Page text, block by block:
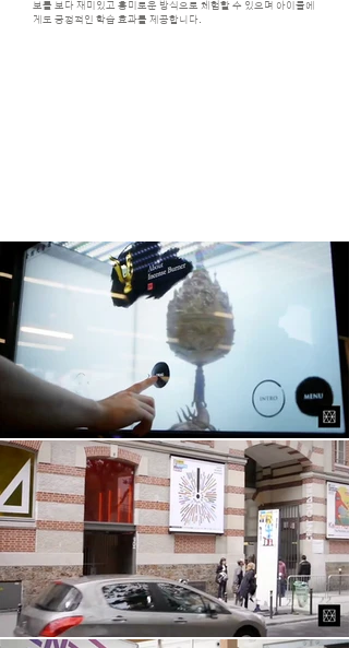
보를 보다 재미있고 흥미로운 방식으로 체험할 수 있으며 아이들에
게도 긍정적인 학습 효과를 제공합니다.